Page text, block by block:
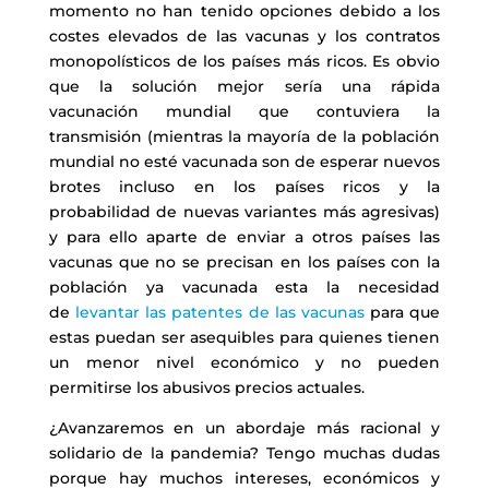
momento no han tenido opciones debido a los
costes elevados de las vacunas y los contratos
monopolísticos de los países más ricos. Es obvio
que la solución mejor sería una rápida
vacunación mundial que contuviera la
transmisión (mientras la mayoría de la población
mundial no esté vacunada son de esperar nuevos
brotes incluso en los países ricos y la
probabilidad de nuevas variantes más agresivas)
y para ello aparte de enviar a otros países las
vacunas que no se precisan en los países con la
población ya vacunada esta la necesidad
de levantar las patentes de las vacunaspara que
estas puedan ser asequibles para quienes tienen
un menor nivel económico y no pueden
permitirse los abusivos precios actuales.
¿Avanzaremos en un abordaje más racional y
solidario de la pandemia? Tengo muchas dudas
porque hay muchos intereses, económicos y